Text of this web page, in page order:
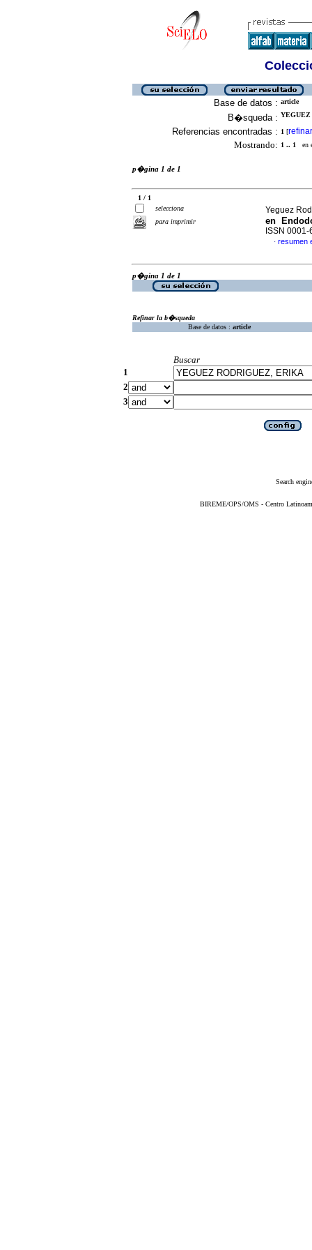
Base de datos : article
B�squeda :
Referencias encontradas : 1 [refinar
Mostrando: 1 .. 1 en
p�gina 1 de 1
1 / 1
selecciona
para imprimir
Yeguez
en
ISSN 0001-
· resumen
p�gina 1 de 1
Refinar la b�squeda
Base de datos : article
Buscar
1
2
3
Search
BIREME/OPS/OMS - Centro